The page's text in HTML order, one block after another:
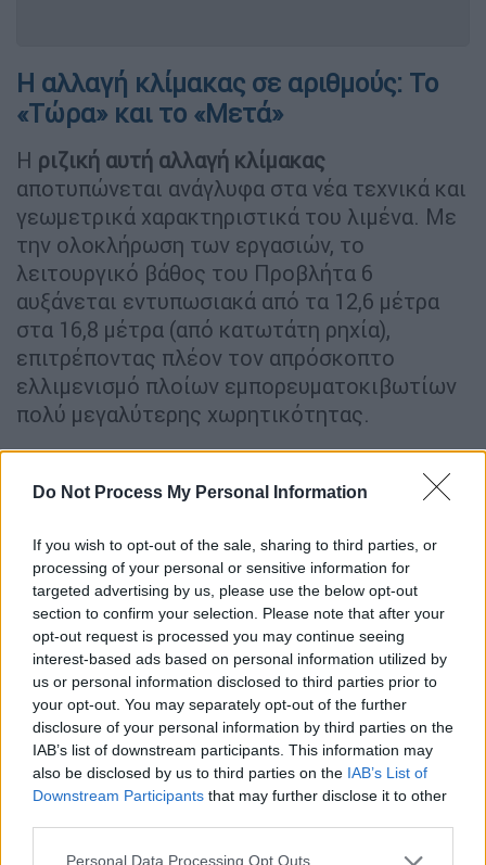
Do Not Process My Personal Information
If you wish to opt-out of the sale, sharing to third parties, or
processing of your personal or sensitive information for
targeted advertising by us, please use the below opt-out
section to confirm your selection. Please note that after your
opt-out request is processed you may continue seeing
interest-based ads based on personal information utilized by
us or personal information disclosed to third parties prior to
your opt-out. You may separately opt-out of the further
disclosure of your personal information by third parties on the
IAB’s list of downstream participants. This information may
also be disclosed by us to third parties on the IAB’s List of
Downstream Participants that may further disclose it to other
Please note that this website/app uses one or more Google
Personal Data Processing Opt Outs
Η αλλαγή κλίμακας σε αριθμούς: Το
«Τώρα» και το «Μετά»
Η ριζική αυτή αλλαγή κλίμακας
αποτυπώνεται ανάγλυφα στα νέα τεχνικά και
γεωμετρικά χαρακτηριστικά του λιμένα. Με
την ολοκλήρωση των εργασιών, το
λειτουργικό βάθος του Προβλήτα 6
αυξάνεται εντυπωσιακά από τα 12,6 μέτρα
στα 16,8 μέτρα (από κατωτάτη ρηχία),
επιτρέποντας πλέον τον απρόσκοπτο
ελλιμενισμό πλοίων εμπορευματοκιβωτίων
πολύ μεγαλύτερης χωρητικότητας.
Παράλληλα, το συνολικό μήκος του
προβλήτα σχεδόν διπλασιάζεται, καθώς από
χάρη στην προσθήκη 513 μέτρων νέου
κρηπιδώματος, ενώ η κατασκευή αυτή
εξασφαλίζει την προσθήκη επιπλέον
χερσαίας επιφάνειας για τη διαχείριση
φορτίων. Το αποτέλεσμα όλων αυτών των
παρεμβάσεων είναι ο υπερδιπλασιασμός της
ετήσιας δυναμικότητας του σταθμού, η
οποία εκτοξεύεται από τα 650.000 TEU στα
1.500.000 TEU. Αυτό σημαίνει απρόσκοπτη
σύνδεση με διεθνείς αγορές, περισσότερες
εμπορευματικές ροές και ισχυρότερη θέση
της Θεσσαλονίκης στον χάρτη των